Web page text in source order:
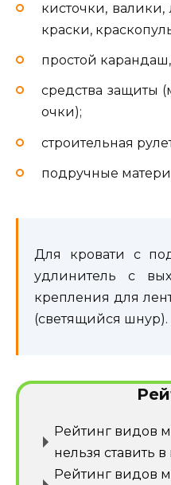
кисточки,
краски,
простой
средства защиты
очки);
строительная
подручные
Для кровати с
удлинитель с
крепления для
(светящийся шнур).
Рейтинг видов
нельзя ставить
Рейтинг видов